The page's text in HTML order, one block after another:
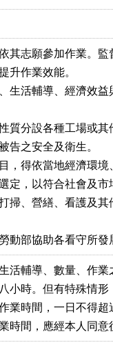
其志願參加作業。
升作業效能。
生活輔導、經濟效
質分設各種工場或
告之安全及衛生。
，得依當地經濟環
定，以符合社會及市
掃、營繕、看護及
動部協助各看守所
活輔導、數量、作
小時。但有特殊情
業時間，一日不得超
時間，應經本人同